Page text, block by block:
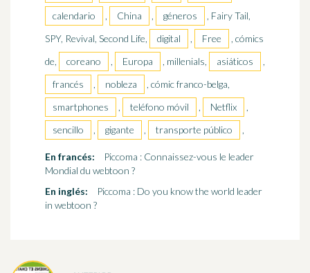
calendario
, China , géneros
, Fairy Tail,
SPY, Revival, Second Life,
digital , Free
, cómics
de,
coreano , Europa , millenials, asiáticos
,
francés
, nobleza
, cómic franco-belga,
smartphones
, teléfono móvil , Netflix
,
sencillo
, gigante , transporte público ,
En francés:
Piccoma : Connaissez-vous le leader
Mondial du webtoon ?
En inglés:
Piccoma : Do you know the world leader
in webtoon ?